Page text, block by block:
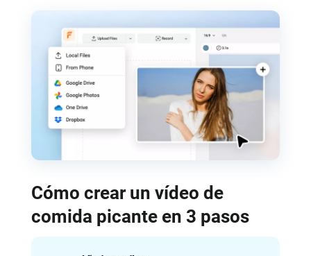
Cómo crear un vídeo de
comida picante en 3 pasos